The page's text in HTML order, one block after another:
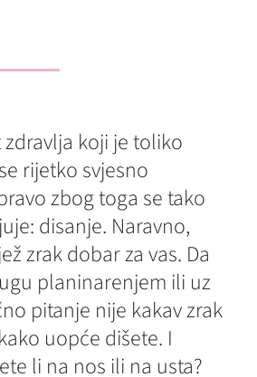
koji je toliko
rijetko svjesno
zbog toga se tako
disanje. Naravno,
zrak dobar za vas. Da
planinarenjem ili uz
pitanje nije kakav zrak
uopće dišete. I
li na nos ili na usta?